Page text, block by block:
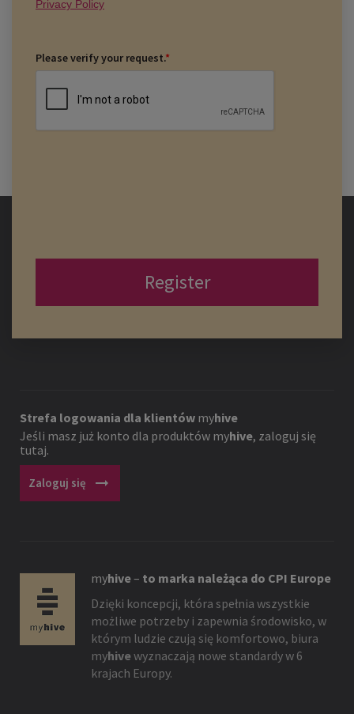
Privacy Policy
Please verify your request.*
Register
Strefa logowania dla klientów myhive
Jeśli masz już konto dla produktów myhive, zaloguj się
tutaj.
Zaloguj się arrow_right_alt
myhive– to marka należąca do CPI Europe
Dzięki koncepcji, która spełnia wszystkie
możliwe potrzeby i zapewnia środowisko, w
którym ludzie czują się komfortowo, biura
myhivewyznaczają nowe standardy w 6
krajach Europy.